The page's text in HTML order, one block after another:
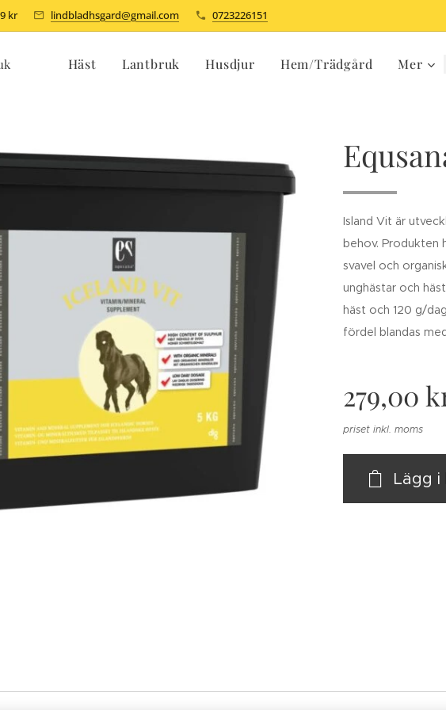
kr lindbladhsgard@gmail.com 0723226151
Häst Lantbruk Husdjur Hem/Trädgård Mer
Island Vit är
behov. Produkten
svavel och
unghästar och
häst och 120 g/
fördel blandas
279,00
priset inkl. moms
Lägg i